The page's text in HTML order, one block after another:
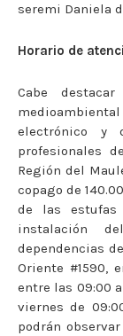
seremi Daniela
Horario de
Cabe
electrónico y
profesionales
Región del
copago de
de las
instalación
dependencias
Oriente #1590,
entre las 09:00 a
viernes de
podrán